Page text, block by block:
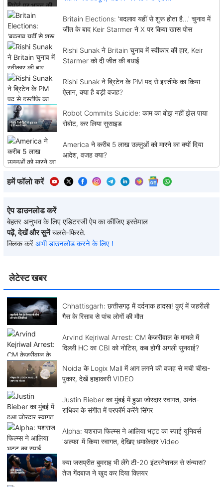
लेटेस्ट खबर
Chhattisgarh: छत्तीसगढ़ में दर्दनाक हादसा! कुएं में जहरीली
गैस के रिसाव से पांच लोगों की मौत
Arvind Kejriwal Arrest: CM केजरीवाल के मामले में
दिल्ली HC का CBI को नोटिस, कब होगी अगली सुनवाई?
Noida के Logix Mall में आग लगने की वजह से मची चीख-
पुकार, देखें हाहाकारी VIDEO
Justin Bieber का मुंबई में हुआ जोरदार स्वागत, अनंत-
राधिका के संगीत में परफॉर्म करेंगे सिंगर
Alpha: यशराज फिल्म्स ने आलिया भट्ट का स्पाई यूनिवर्स
'अल्फा' में किया स्वागत, देखिए धमाकेदार Video
क्या जसप्रीत बुमराह भी लेंगे टी-20 इंटरनेशनल से संन्यास?
तेज गेंदबाज ने खुद कर दिया क्लियर
Britain Elections: 'बदलाव यहीं से शुरू होता है...' चुनाव में
जीत के बाद Keir Starmer ने X पर किया खास पोस
Rishi Sunak ने Britain चुनाव में स्वीकार की हार, Keir
Starmer को दी जीत की बधाई
Rishi Sunak ने ब्रिटेन के PM पद से इस्तीफे का किया
ऐलान, क्या है बड़ी वजह?
Robot Commits Suicide: काम का बोझ नहीं झेल पाया
रोबोट, कर लिया सुसाइड
America ने करीब 5 लाख उल्लुओं को मारने का क्यों दिया
आदेश, वजह क्या?
हमें फॉलो करें
ऐप डाउनलोड करें
बेहतर अनुभव के लिए एडिटरजी ऐप का कीजिए इस्तेमाल
पढ़ें, देखें और सुनें चलते-फिरते.
क्लिक करें अभी डाउनलोड करने के लिए !